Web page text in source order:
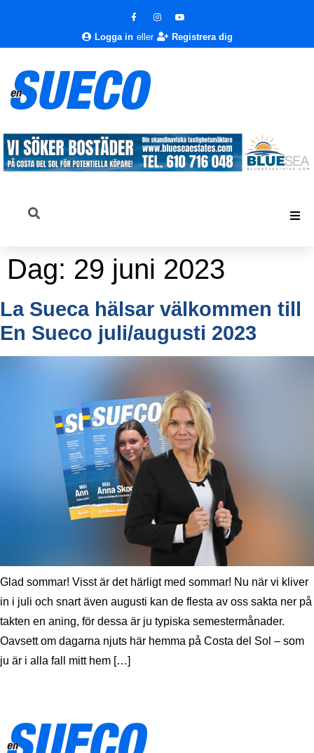
Logga in eller Registrera dig
Dag: 29 juni 2023
La Sueca hälsar välkommen till
En Sueco juli/augusti 2023
Glad sommar! Visst är det härligt med sommar! Nu när vi kliver
in i juli och snart även augusti kan de flesta av oss sakta ner på
takten en aning, för dessa är ju typiska semestermånader.
Oavsett om dagarna njuts här hemma på Costa del Sol – som
ju är i alla fall mitt hem […]